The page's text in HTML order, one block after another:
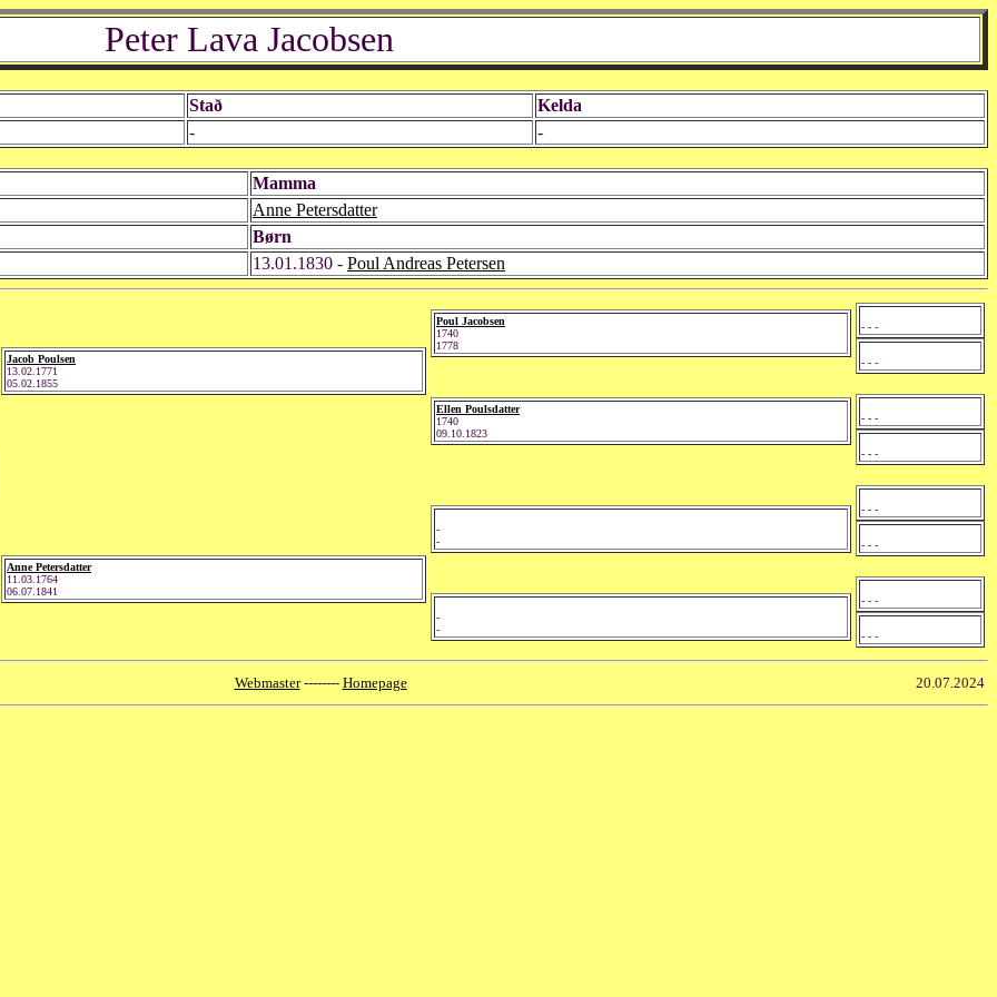
Peter Lava Jacobsen
Stað
Kelda
- -
Mamma
Anne Petersdatter
Børn
13.01.1830 - Poul Andreas Petersen
Jacob Poulsen
13.02.1771
05.02.1855
Anne Petersdatter
11.03.1764
06.07.1841
Poul Jacobsen
1740
1778
Ellen Poulsdatter
1740
09.10.1823
-
-
-
-
- - -
- - -
- - -
- - -
- - -
- - -
- - -
- - -
Webmaster-------- Homepage 20.07.2024